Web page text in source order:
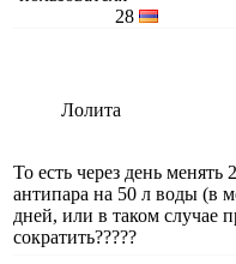
28
Лолита
То есть через день
антипара на 50 л воды (в
дней, или в таком случае
сократить?????